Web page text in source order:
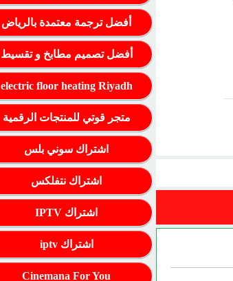
أفضل ترجمة معتمدة بالرياض
أفضل تصميم مطابخ و تقسيط
electric floor heating Riyadh
متجر قوتي للمنتجات الرقمية
اشتراك سوني بلس
اشتراك نتفلكس
اشتراك IPTV
اشتراك iptv
Cinemana For You